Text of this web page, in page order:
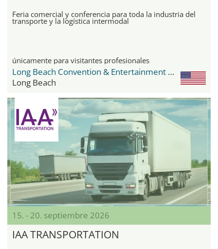
Feria comercial y conferencia para toda la industria del
transporte y la logística intermodal
únicamente para visitantes profesionales
Long Beach Convention & Entertainment Center
Long Beach
15. - 20. septiembre 2026
IAA TRANSPORTATION